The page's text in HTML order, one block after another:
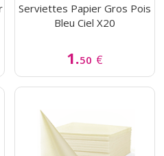
Serviettes Papier Gros Pois
Bleu Ciel X20
1.50 €